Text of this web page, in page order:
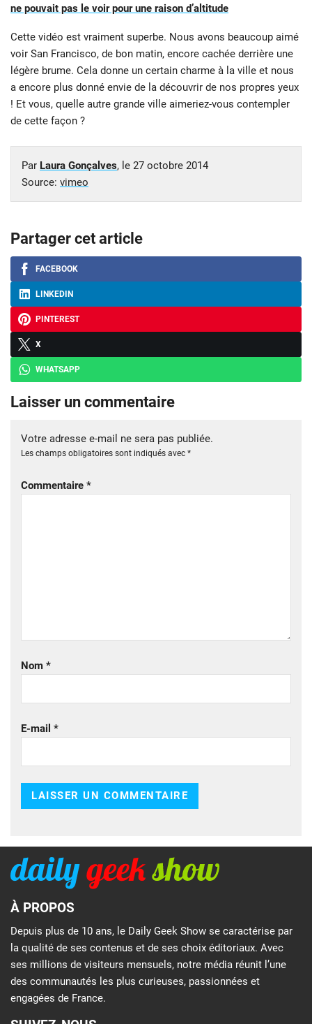
ne pouvait pas le voir pour une raison d’altitude
Cette vidéo est vraiment superbe. Nous avons beaucoup aimé
voir San Francisco, de bon matin, encore cachée derrière une
légère brume. Cela donne un certain charme à la ville et nous
a encore plus donné envie de la découvrir de nos propres yeux
! Et vous, quelle autre grande ville aimeriez-vous contempler
de cette façon ?
Par Laura Gonçalves, le 27 octobre 2014
Source: vimeo
Partager cet article
FACEBOOK
LINKEDIN
PINTEREST
X
WHATSAPP
Laisser un commentaire
Votre adresse e-mail ne sera pas publiée.
Les champs obligatoires sont indiqués avec *
Commentaire *
Nom *
E-mail *
À PROPOS
Depuis plus de 10 ans, le Daily Geek Show se caractérise par
la qualité de ses contenus et de ses choix éditoriaux. Avec
ses millions de visiteurs mensuels, notre média réunit l’une
des communautés les plus curieuses, passionnées et
engagées de France.